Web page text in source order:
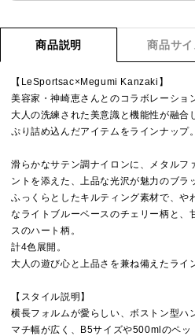
商品説明 商品サ
【LeSportsac×Megumi Kanzaki】
美容家・神崎恵さんとのコラボレーショ
大人の洗練された美意識と機能性が融合
ぷり詰め込んだアイテムをラインナップ。
滑らかなサテン調ナイロンに、メタルフ
ントを添えた、上品な光沢が魅力のブラ
ふっくらとしたキルティング素材で、や
なライトブルーベースのチェリー柄と、
スのハート柄。
計4色展開。
大人の遊び心と上品さを兼ね備えたライ
【スタイル説明】
横長フォルムが愛らしい、ボストン型ハ
マチ幅が広く、B5サイズや500mlのペッ